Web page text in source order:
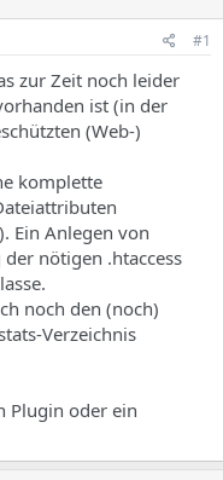
#1
zur Zeit noch leider
ist (in der
(Web-)
komplette
Ein Anlegen von
nötigen .htaccess
noch den (noch)
Verzeichnis
Plugin oder ein